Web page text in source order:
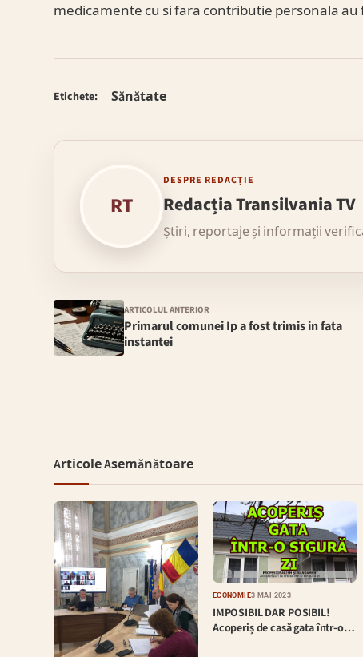
medicamente cu si fara contributie personala au
Etichete: Sănătate
RT
DESPRE REDACȚIE
Redacția Transilvania TV
Știri, reportaje și informații
ARTICOLUL ANTERIOR
Primarul comunei Ip a fost trimis in fata
instantei
Articole Asemănătoare
ECONOMIE3 MAI 2023
IMPOSIBIL DAR POSIBIL!
Acoperiș de casă gata într-o…